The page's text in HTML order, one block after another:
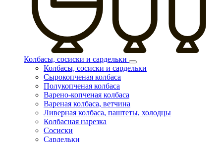
Колбасы, сосиски и сардельки
Колбасы, сосиски и сардельки
Сырокопченая колбаса
Полукопченая колбаса
Варено-копченая колбаса
Вареная колбаса, ветчина
Ливерная колбаса, паштеты, холодцы
Колбасная нарезка
Сосиски
Сардельки